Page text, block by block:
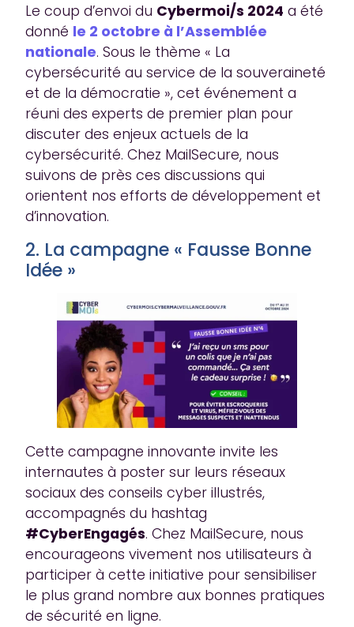
Le coup d’envoi du Cybermoi/s 2024 a été
donné le 2 octobre à l’Assemblée
nationale. Sous le thème « La
cybersécurité au service de la souveraineté
et de la démocratie », cet événement a
réuni des experts de premier plan pour
discuter des enjeux actuels de la
cybersécurité. Chez MailSecure, nous
suivons de près ces discussions qui
orientent nos efforts de développement et
d’innovation.
2. La campagne « Fausse Bonne
Idée »
Cette campagne innovante invite les
internautes à poster sur leurs réseaux
sociaux des conseils cyber illustrés,
accompagnés du hashtag
#CyberEngagés. Chez MailSecure, nous
encourageons vivement nos utilisateurs à
participer à cette initiative pour sensibiliser
le plus grand nombre aux bonnes pratiques
de sécurité en ligne.